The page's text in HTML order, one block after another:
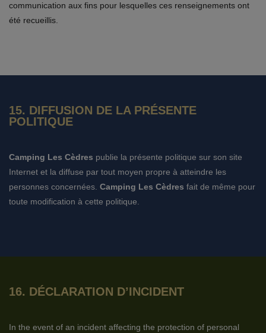
communication aux fins pour lesquelles ces renseignements ont
été recueillis.
15. DIFFUSION DE LA PRÉSENTE
POLITIQUE
Camping Les Cèdres publie la présente politique sur son site
Internet et la diffuse par tout moyen propre à atteindre les
personnes concernées. Camping Les Cèdres fait de même pour
toute modification à cette politique.
16. DÉCLARATION D’INCIDENT
In the event of an incident affecting the protection of personal